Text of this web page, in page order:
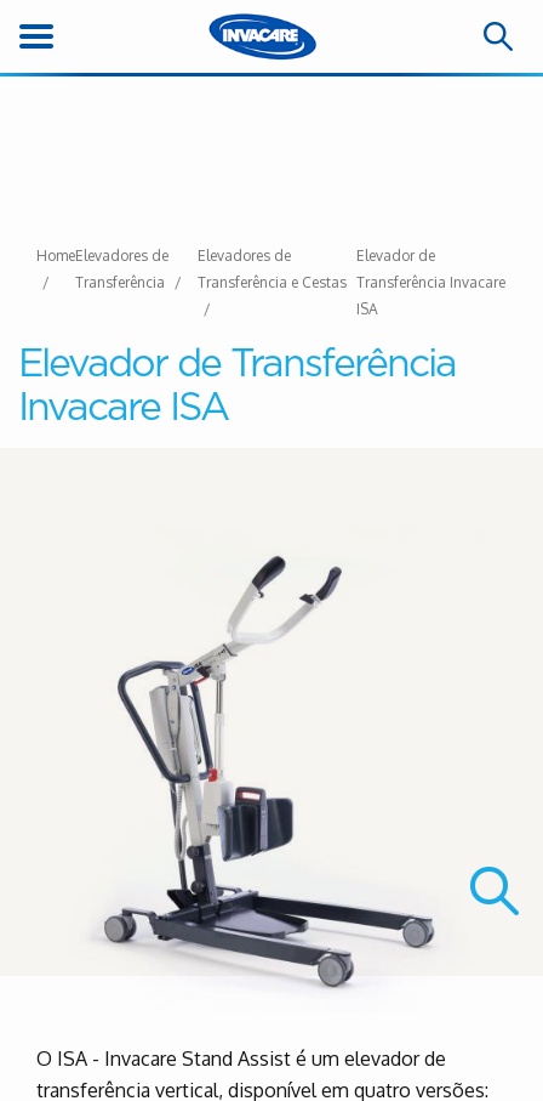
HomeElevadores de
Transferência
Elevadores de
Transferência e Cestas
Elevador de
Transferência Invacare
ISA
Elevador de Transferência
Invacare ISA
O ISA - Invacare Stand Assist é um elevador de
transferência vertical, disponível em quatro versões: